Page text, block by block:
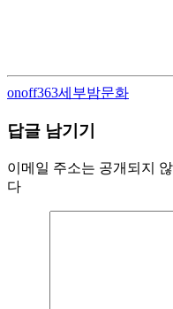
Author
onoff363Categories
세부밤문화
답글 남기기
이메일 주소는 공개되지
다